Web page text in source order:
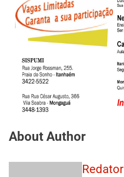
About Author
Redator